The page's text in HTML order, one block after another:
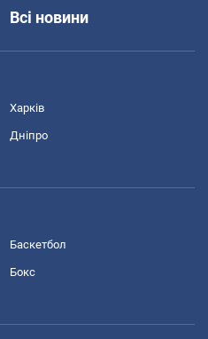
Всі новини
Харків
Дніпро
Баскетбол
Бокс